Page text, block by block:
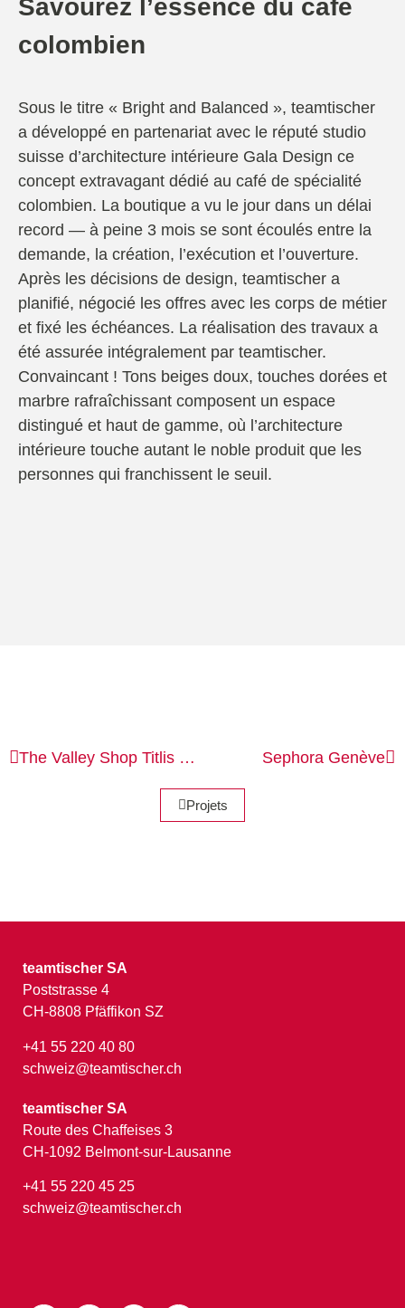
Savourez l’essence du café
colombien
Sous le titre « Bright and Balanced », teamtischer
a développé en partenariat avec le réputé studio
suisse d’architecture intérieure Gala Design ce
concept extravagant dédié au café de spécialité
colombien. La boutique a vu le jour dans un délai
record — à peine 3 mois se sont écoulés entre la
demande, la création, l’exécution et l’ouverture.
Après les décisions de design, teamtischer a
planifié, négocié les offres avec les corps de métier
et fixé les échéances. La réalisation des travaux a
été assurée intégralement par teamtischer.
Convaincant ! Tons beiges doux, touches dorées et
marbre rafraîchissant composent un espace
distingué et haut de gamme, où l’architecture
intérieure touche autant le noble produit que les
personnes qui franchissent le seuil.
The Valley Shop Titlis Engelberg Sephora Genève
Projets
teamtischer SA
Poststrasse 4
CH-8808 Pfäffikon SZ
+41 55 220 40 80
schweiz@teamtischer.ch
teamtischer SA
Route des Chaffeises 3
CH-1092 Belmont-sur-Lausanne
+41 55 220 45 25
schweiz@teamtischer.ch